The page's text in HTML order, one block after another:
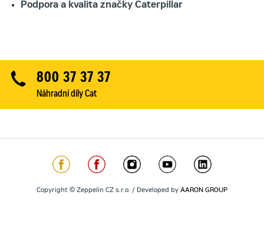
Podpora a kvalita značky Caterpillar
800 37 37 37
Náhradní díly Cat
Copyright © Zeppelin CZ s.r.o. / Developed by AARON GROUP